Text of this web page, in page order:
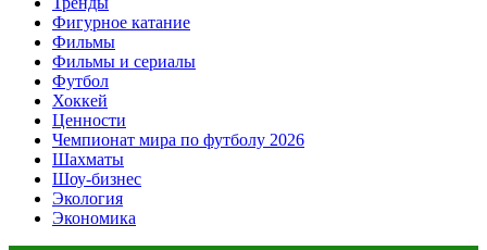
Фигурное катание
Фильмы
Фильмы и сериалы
Футбол
Хоккей
Ценности
Чемпионат мира по футболу 2026
Шахматы
Шоу-бизнес
Экология
Экономика